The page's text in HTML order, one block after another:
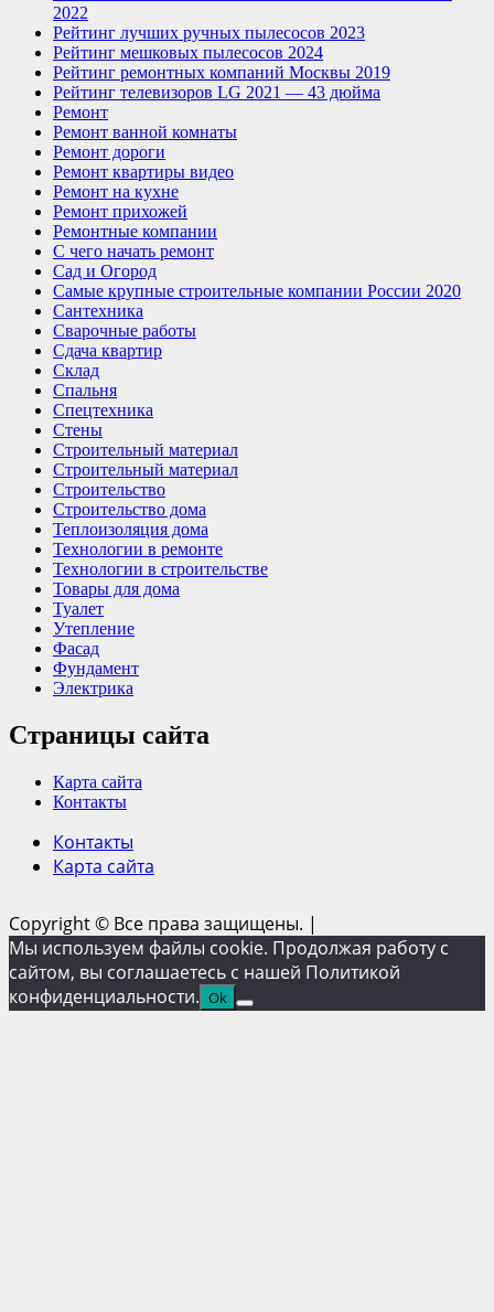
2022
Рейтинг лучших ручных пылесосов 2023
Рейтинг мешковых пылесосов 2024
Рейтинг ремонтных компаний Москвы 2019
Рейтинг телевизоров LG 2021 — 43 дюйма
Ремонт
Ремонт ванной комнаты
Ремонт дороги
Ремонт квартиры видео
Ремонт на кухне
Ремонт прихожей
Ремонтные компании
С чего начать ремонт
Сад и Огород
Самые крупные строительные компании России 2020
Сантехника
Сварочные работы
Сдача квартир
Склад
Спальня
Спецтехника
Стены
Строительный материал
Строительный материал
Строительство
Строительство дома
Теплоизоляция дома
Технологии в ремонте
Технологии в строительстве
Товары для дома
Туалет
Утепление
Фасад
Фундамент
Электрика
Страницы сайта
Карта сайта
Контакты
Контакты
Карта сайта
Copyright © Все права защищены. |
Мы используем файлы cookie. Продолжая работу с
сайтом, вы соглашаетесь с нашей Политикой
конфиденциальности. Ok